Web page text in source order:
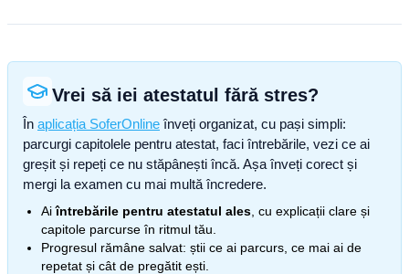
Vrei să iei atestatul fără stres?
În aplicația SoferOnline înveți organizat, cu pași simpli:
parcurgi capitolele pentru atestat, faci întrebările, vezi ce ai
greșit și repeți ce nu stăpânești încă. Așa înveți corect și
mergi la examen cu mai multă încredere.
Aiîntrebările pentru atestatul ales , cu explicații clare și
capitole parcurse în ritmul tău.
Progresul rămâne salvat: știi ce ai parcurs, ce mai ai de
repetat și cât de pregătit ești.